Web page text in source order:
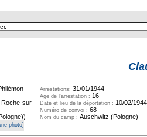
Roche-sur-
Arrestations: 31/01/1944
Age de l'arrestation : 16
Date et lieu de la déportation : 10/02/1944
Numéro de convoi : 68
Nom du camp : Auschwitz (Pologne)
photo]